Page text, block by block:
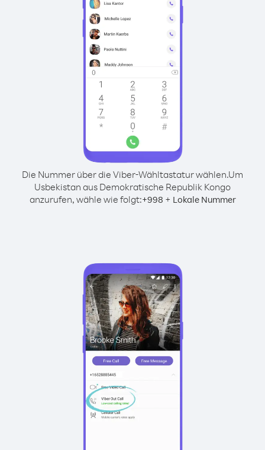
Die Nummer über die Viber-Wähltastatur wählen.Um
Usbekistan aus Demokratische Republik Kongo
anzurufen, wähle wie folgt:+998 + Lokale Nummer